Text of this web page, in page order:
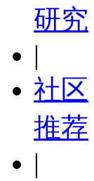
研究
|
社区
推荐
|